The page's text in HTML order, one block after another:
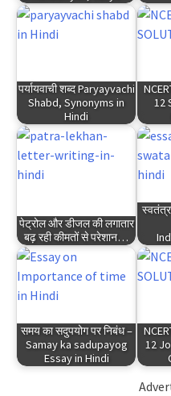
पर्यायवाची शब्द Paryayvachi
Shabd, Synonyms in
Hindi
12
पेट्रोल और डीजल की लगातार
बढ़ रही कीमतों से परेशान…
समय का सदुपयोग पर निबंध –
Samay ka sadupayog
Essay in Hindi
12